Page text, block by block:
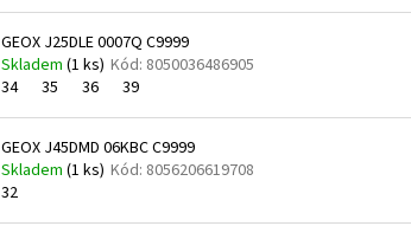
GEOX J25DLE 0007Q C9999
Skladem (1 ks) Kód: 8050036486905
34
35 36 39
GEOX J45DMD 06KBC C9999
Skladem (1 ks) Kód: 8056206619708
32